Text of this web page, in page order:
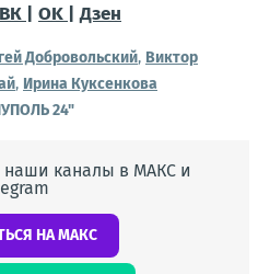
ВК | OK | Дзен
Добровольский, Виктор
, Ирина Куксенкова
24"
наши каналы в МАКС и
НА МАКС